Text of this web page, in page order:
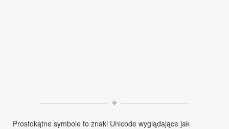
✧
Prostokątne symbole to znaki Unicode wyglądające jak